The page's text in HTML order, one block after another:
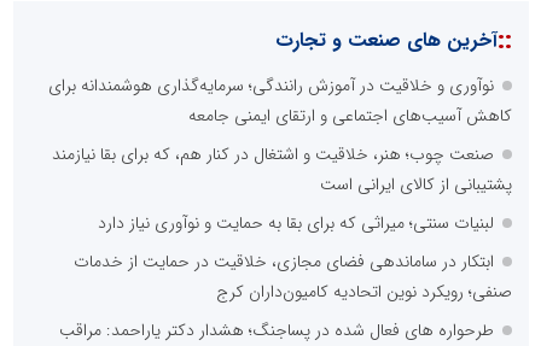
::آخرین های صنعت و تجارت
نوآوری و خلاقیت در آموزش رانندگی؛ سرمایه‌گذاری هوشمندانه برای
کاهش آسیب‌های اجتماعی و ارتقای ایمنی جامعه
صنعت چوب؛ هنر، خلاقیت و اشتغال در کنار هم، که برای بقا نیازمند
پشتیبانی از کالای ایرانی است
لبنیات سنتی؛ میراثی که برای بقا به حمایت و نوآوری نیاز دارد
ابتکار در ساماندهی فضای مجازی، خلاقیت در حمایت از خدمات
صنفی؛ رویکرد نوین اتحادیه کامیون‌داران کرج
طرحواره های فعال شده در پساجنگ؛ هشدار دکتر یاراحمد: مراقب